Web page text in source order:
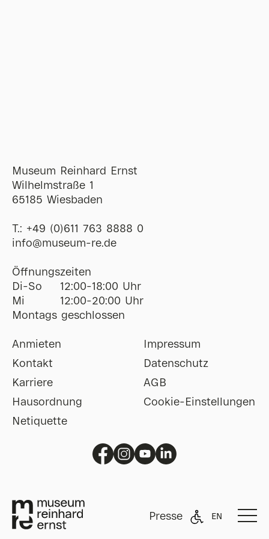
Presse EN
Museum Reinhard Ernst
Wilhelmstraße 1
65185 Wiesbaden
T.: +49 (0)611 763 8888 0
ofni@museum-re de
Öffnungszeiten
Di-So
12:00-18:00 Uhr
Mi
12:00-20:00 Uhr
Montags geschlossen
Anmieten
Kontakt
Karriere
Hausordnung
Netiquette
Impressum
Datenschutz
AGB
Cookie-Einstellungen